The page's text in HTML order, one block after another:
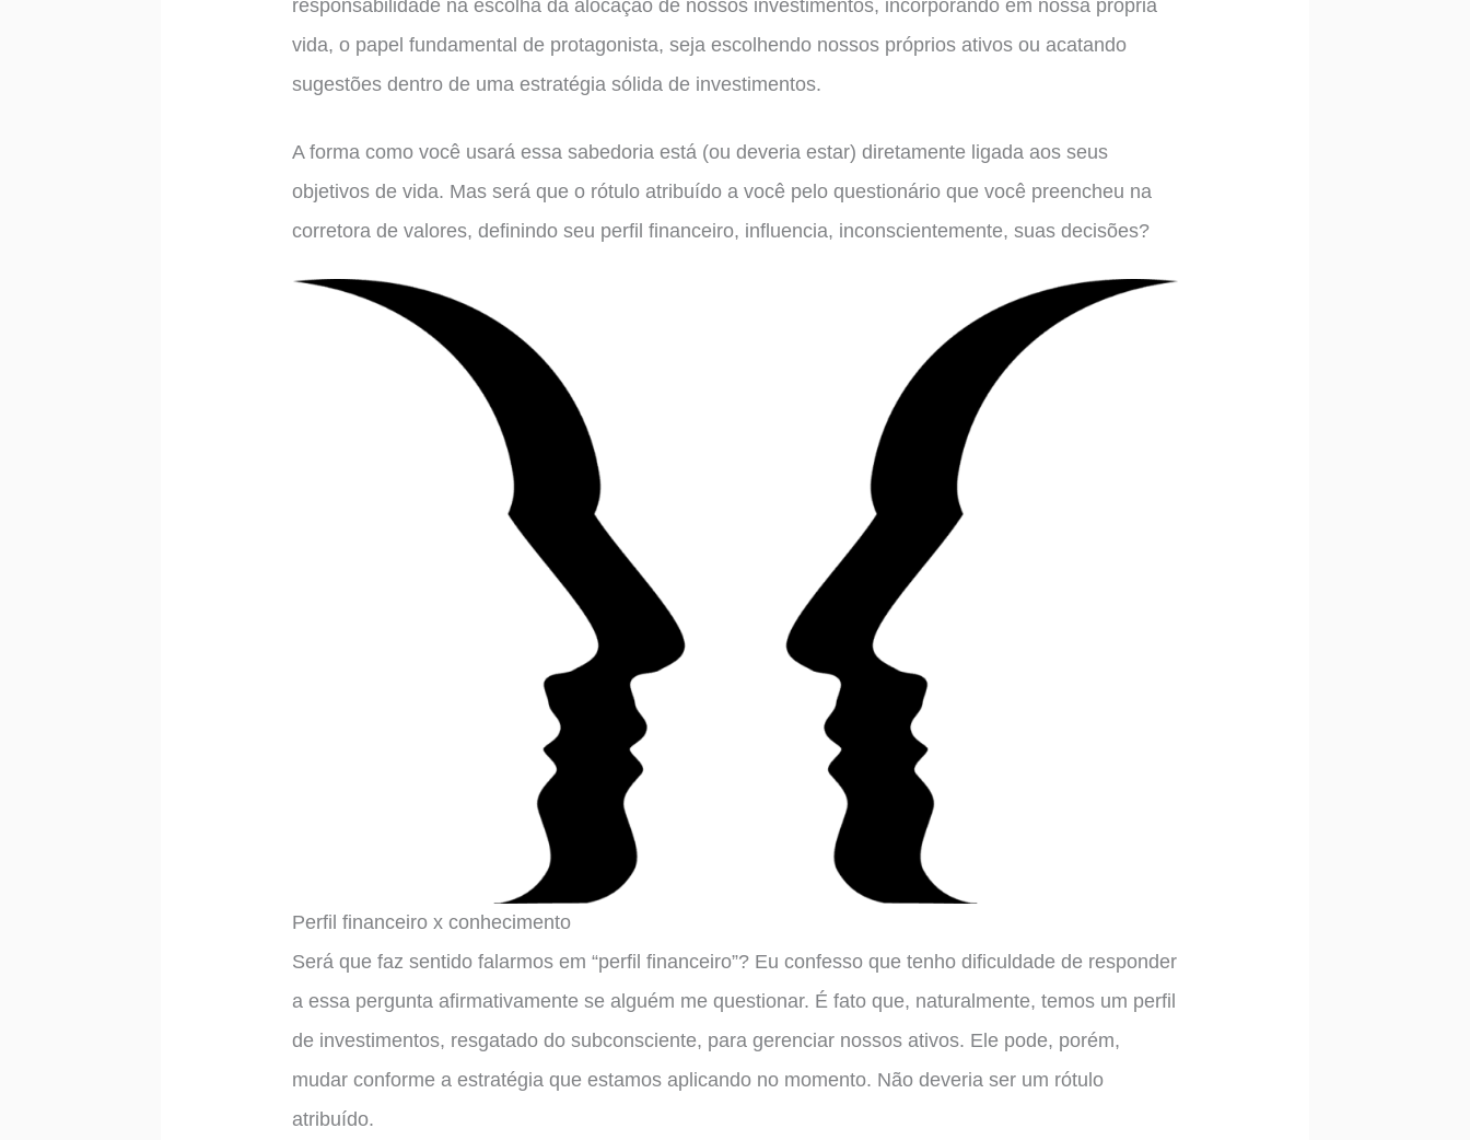
responsabilidade na escolha da alocação de nossos investimentos, incorporando em nossa própria
vida, o papel fundamental de protagonista, seja escolhendo nossos próprios ativos ou acatando
sugestões dentro de uma estratégia sólida de investimentos.
A forma como você usará essa sabedoria está (ou deveria estar) diretamente ligada aos seus
objetivos de vida. Mas será que o rótulo atribuído a você pelo questionário que você preencheu na
corretora de valores, definindo seu perfil financeiro, influencia, inconscientemente, suas decisões?
Perfil financeiro x conhecimento
Será que faz sentido falarmos em “perfil financeiro”? Eu confesso que tenho dificuldade de responder
a essa pergunta afirmativamente se alguém me questionar. É fato que, naturalmente, temos um perfil
de investimentos, resgatado do subconsciente, para gerenciar nossos ativos. Ele pode, porém,
mudar conforme a estratégia que estamos aplicando no momento. Não deveria ser um rótulo
atribuído.